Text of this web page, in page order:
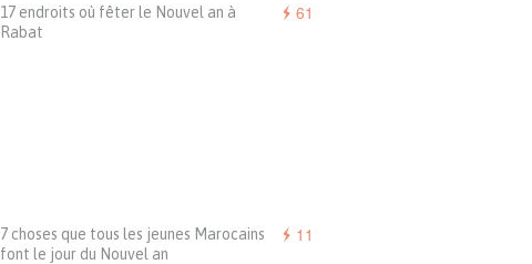
61
17 endroits où fêter le Nouvel an à
Rabat
11
7 choses que tous les jeunes Marocains
font le jour du Nouvel an